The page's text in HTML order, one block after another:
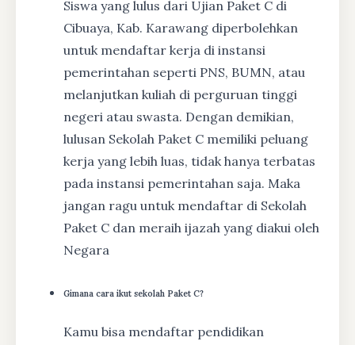
Siswa yang lulus dari Ujian Paket C di
Cibuaya, Kab. Karawang diperbolehkan
untuk mendaftar kerja di instansi
pemerintahan seperti PNS, BUMN, atau
melanjutkan kuliah di perguruan tinggi
negeri atau swasta. Dengan demikian,
lulusan Sekolah Paket C memiliki peluang
kerja yang lebih luas, tidak hanya terbatas
pada instansi pemerintahan saja. Maka
jangan ragu untuk mendaftar di Sekolah
Paket C dan meraih ijazah yang diakui oleh
Negara
Gimana cara ikut sekolah Paket C?
Kamu bisa mendaftar pendidikan